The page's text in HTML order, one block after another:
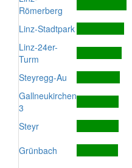
Römerberg
Linz-Stadtpark
Linz-24er-
Turm
Steyregg-Au
Gallneukirchen
3
Steyr
Grünbach